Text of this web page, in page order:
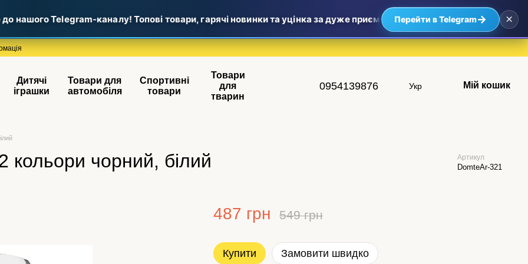
Telegram-каналу! Топові товари, гарячі новинки та уцінка за дуже приємними цінами — найвигідніші
Перейти в Telegram→ ×
Дитячі
іграшки
Товари для
автомобіля
Спортивні
товари
Товари
для
тварин
0954139876 Укр Мій кошик
кольори чорний, білий Артикул
DomteAr-321
487 грн 549 грн
Купити Замовити швидко